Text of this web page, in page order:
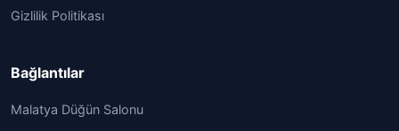
Gizlilik Politikası
Bağlantılar
Malatya Düğün Salonu